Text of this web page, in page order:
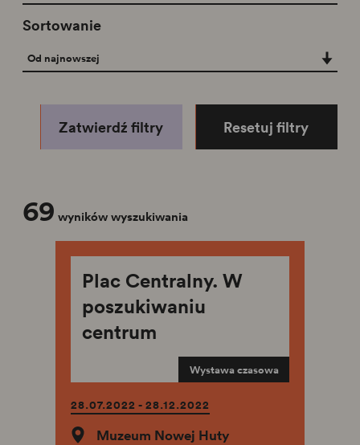
Sortowanie
Sortowanie
Od najnowszej
Zatwierdź filtry Resetuj filtry
69 wyników wyszukiwania
Plac Centralny. W
poszukiwaniu
centrum
Wystawa czasowa
28.07.2022 - 28.12.2022
Muzeum Nowej Huty